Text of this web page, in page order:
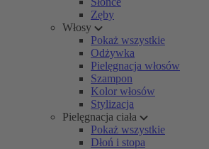
Zęby
Włosy
Pokaż wszystkie
Odżywka
Pielęgnacja włosów
Szampon
Kolor włosów
Stylizacja
Pielęgnacja ciała
Pokaż wszystkie
Dłoń i stopa